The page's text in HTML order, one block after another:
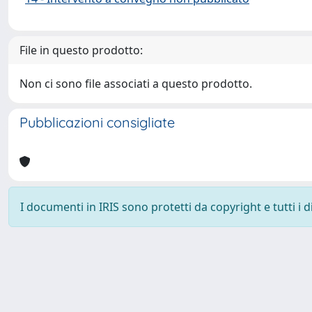
File in questo prodotto:
Non ci sono file associati a questo prodotto.
Pubblicazioni consigliate
I documenti in IRIS sono protetti da copyright e tutti i